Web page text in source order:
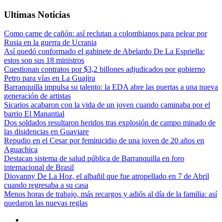
Ultimas Noticias
Como carne de cañón: así reclutan a colombianos para pelear por
Rusia en la guerra de Ucrania
Así quedó conformado el gabinete de Abelardo De La Espriella:
estos son sus 18 ministros
Cuestionan contratos por $3,2 billones adjudicados por gobierno
Petro para vías en La Guajira
Barranquilla impulsa su talento: la EDA abre las puertas a una nueva
generación de artistas
Sicarios acabaron con la vida de un joven cuando caminaba por el
barrio El Manantial
Dos soldados resultaron heridos tras explosión de campo minado de
las disidencias en Guaviare
Repudio en el Cesar por feminicidio de una joven de 20 años en
Aguachica
Destacan sistema de salud pública de Barranquilla en foro
internacional de Brasil
Diovanny De La Hoz, el albañil que fue atropellado en 7 de Abril
cuando regresaba a su casa
Menos horas de trabajo, más recargos y adiós al día de la familia: así
quedaron las nuevas reglas